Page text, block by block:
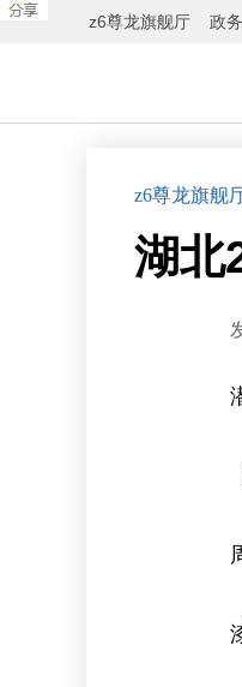
z6尊龙旗舰厅 政务
z6尊龙旗舰
湖北